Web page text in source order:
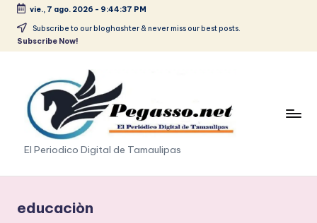
Saltar
vie., 7 ago. 2026 - 9:44:37 PM
Subscribe to our bloghashter & never miss our best posts.
Subscribe Now!
p
e
g
El Periodico Digital de Tamaulipas
educaciòn